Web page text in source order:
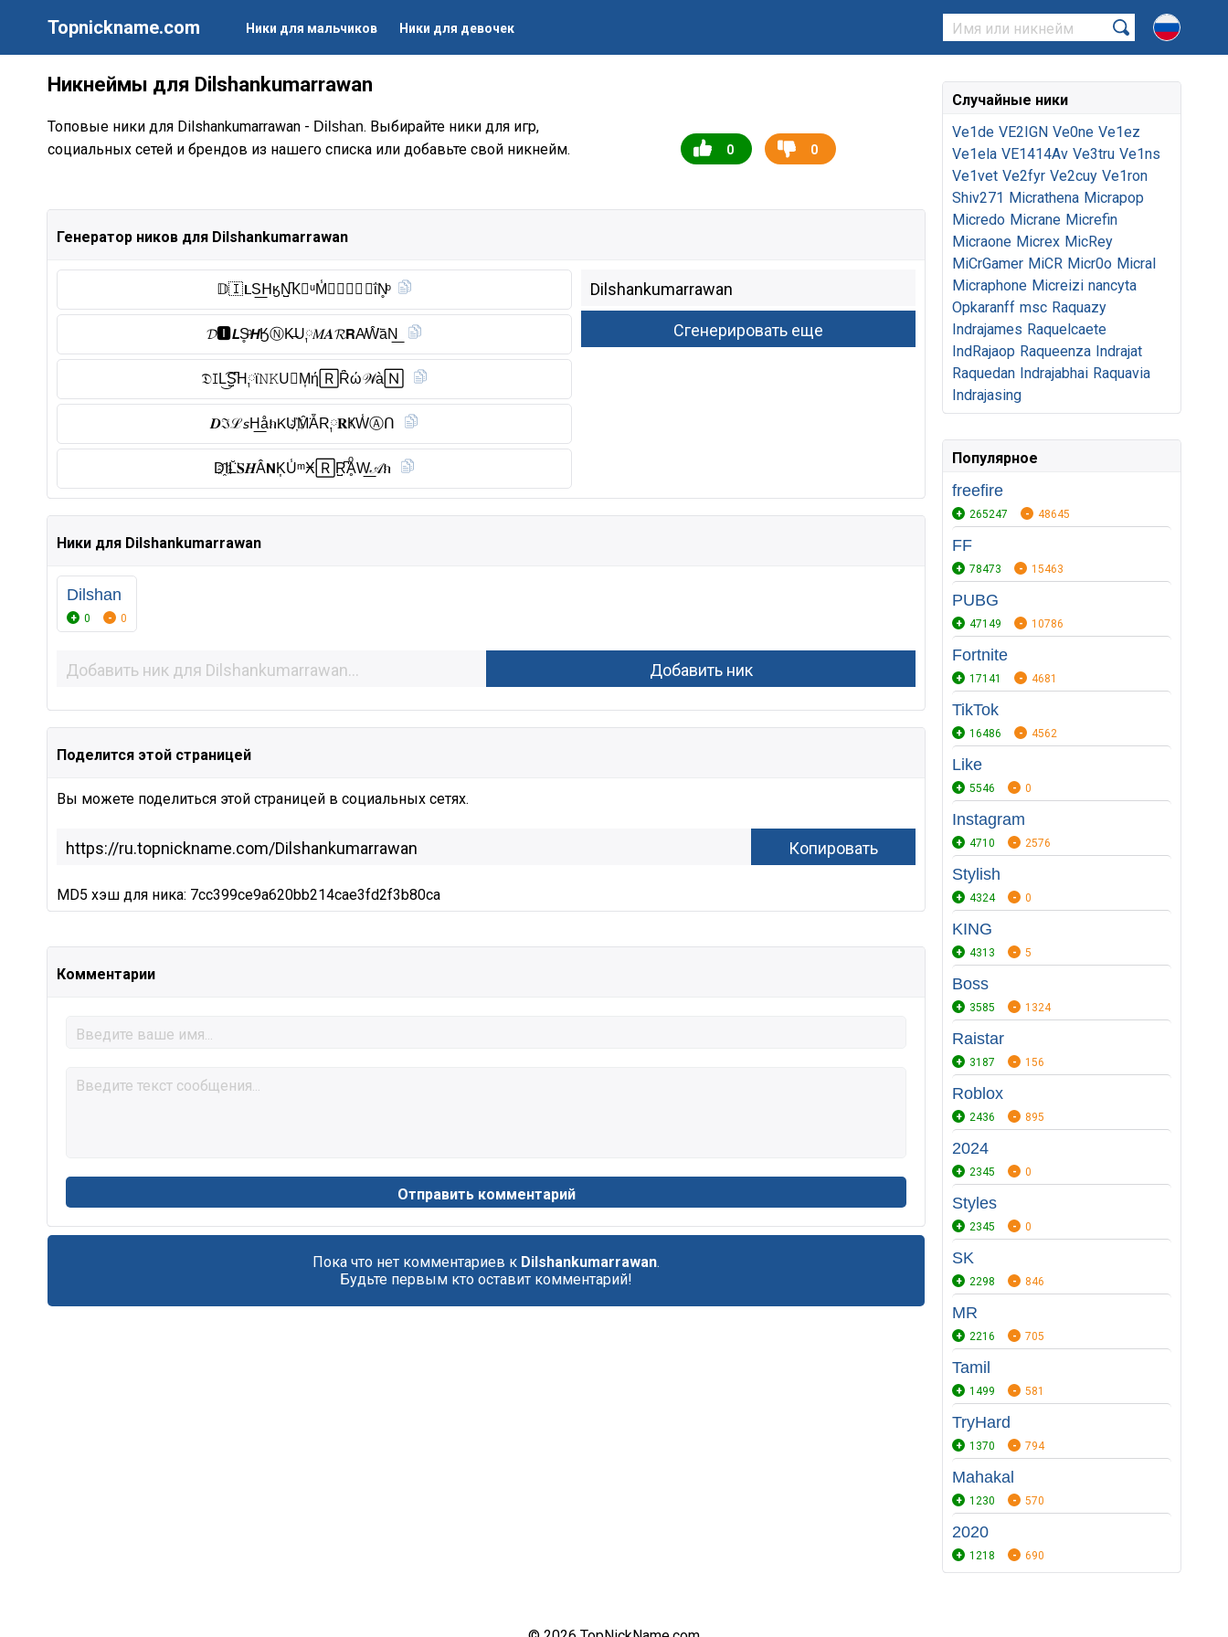
Topnickname.com Ники для мальчиков Ники для девочек
Никнеймы для Dilshankumarrawan
Топовые ники для Dilshankumarrawan - Dilshan. Выбирайте ники для игр,
социальных сетей и брендов из нашего списка или добавьте свой никнейм.
0 0
Генератор ников для Dilshankumarrawan
𝔻🇮 𝐋S͟ᕼӄN̺͆K⃠ᵘM̾Ⓐ︎𝕽𝕽🇦 🅆ΐN̥ͦ
𝓓🅸︎𝙇S̥ͦ𝙃ӃⓃ︎K̶U༙𝑀𝑨𝓡𝗥A̸W̑̈āN͟
𝔇ꀤL͜͡S̺͆H༙ϊ𝙽𝙺U⃠M͎ή🅁Ȓ̈ώ𝒲à🄽
𝑫ℑℒ𝘴H͟åክ𝖪U҉M̑̈ẴR༙𝐑ҜW̾Ⓐ︎ᑎ
D҈IL̆̈𝐒𝑯Â𝗡K͎U̾ᵐӾ🅁R̺͆ḀͦW͟𝒜ክ
Ники для Dilshankumarrawan
Dilshan
0 0
Поделится этой страницей
Вы можете поделиться этой страницей в социальных сетях.
MD5 хэш для ника: 7cc399ce9a620bb214cae3fd2f3b80ca
Комментарии
Пока что нет комментариев к Dilshankumarrawan.
Будьте первым кто оставит комментарий!
Случайные ники
Ve1de VE2IGN Ve0ne Ve1ez
Ve1ela VE1414Av Ve3tru Ve1ns
Ve1vet Ve2fyr Ve2cuy Ve1ron
Shiv271 Micrathena Micrapop
Micredo Micrane Micrefin
Micraone Micrex MicRey
MiCrGamer MiCR Micr0o Micral
Micraphone Micreizi nancyta
Opkaranff msc Raquazy
Indrajames Raquelcaete
IndRajaop Raqueenza Indrajat
Raquedan Indrajabhai Raquavia
Indrajasing
Популярное
freefire
265247 48645
FF
78473 15463
PUBG
47149 10786
Fortnite
17141 4681
TikTok
16486 4562
Like
5546 0
Instagram
4710 2576
Stylish
4324 0
KING
4313 5
Boss
3585 1324
Raistar
3187 156
Roblox
2436 895
2024
2345 0
Styles
2345 0
SK
2298 846
MR
2216 705
Tamil
1499 581
TryHard
1370 794
Mahakal
1230 570
2020
1218 690